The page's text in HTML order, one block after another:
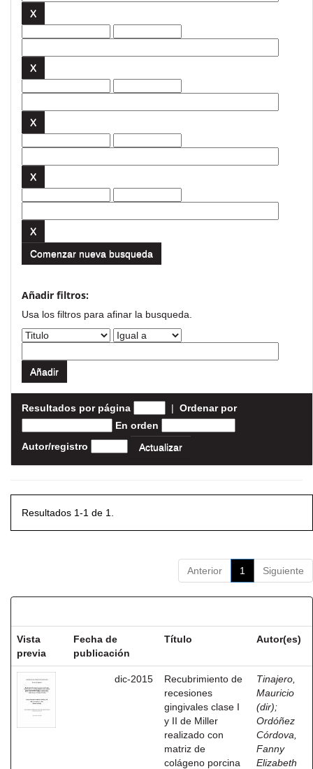
Comenzar nueva busqueda
Añadir filtros:
Usa los filtros para afinar la busqueda.
Resultados por página | Ordenar por
En orden
Autor/registro
Resultados 1-1 de 1.
Anterior 1 Siguiente
Vista
previa
Fecha de
publicación
Título Autor(es)
dic-2015
Recubrimiento de
recesiones
gingivales clase I
y II de Miller
realizado con
matriz de
colágeno porcina
Tinajero,
Mauricio
(dir);
Ordóñez
Córdova,
Fanny
Elizabeth